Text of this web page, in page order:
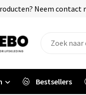
Neem
Bestsellers